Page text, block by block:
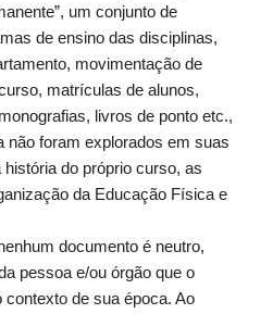
um conjunto de
de ensino das disciplinas,
movimentação de
matrículas de alunos,
livros de ponto etc.,
não foram explorados em suas
do próprio curso, as
da Educação Física e
documento é neutro,
pessoa e/ou órgão que o
de sua época. Ao